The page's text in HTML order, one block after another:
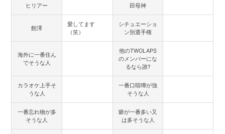
ヒリアー 田母神
館澤
愛してます
（笑）
シチュエーショ
ン別選手権
海外に一番住ん
でそうな人
他のTWOLAPS
のメンバーにな
るなら誰?
カラオケ上手そ
うな人
一番口喧嘩が強
そうな人
一番忘れ物が多
そうな人
癖が一番多い又
は多そうな人